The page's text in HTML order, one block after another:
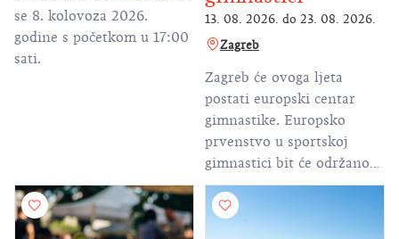
se 8. kolovoza 2026.
godine s početkom u 17:00
sati.
13. 08. 2026. do 23. 08. 2026.
Zagreb
Zagreb će ovoga ljeta
postati europski centar
gimnastike. Europsko
prvenstvo u sportskoj
gimnastici bit će održano
od 13. do 23. kolovoza u
Areni Zagreb, i to prvi put
u povijesti u Hrvatskoj.